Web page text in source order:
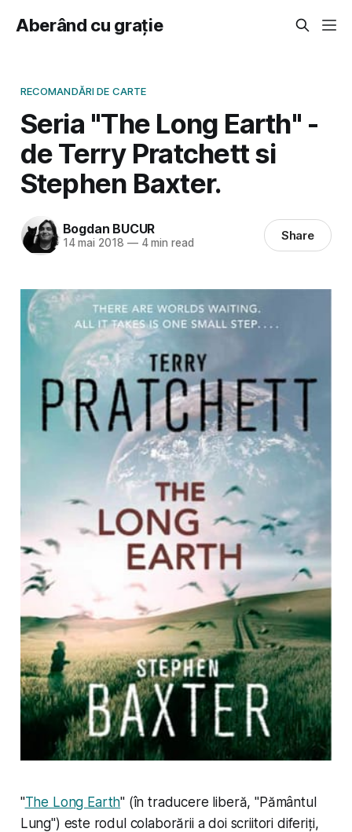
Aberând cu grație
RECOMANDĂRI DE CARTE
Seria "The Long Earth" -
de Terry Pratchett si
Stephen Baxter.
Bogdan BUCUR
14 mai 2018 —4 min read Share
"The Long Earth" (în traducere liberă, "Pământul
Lung") este rodul colaborării a doi scriitori diferiți,